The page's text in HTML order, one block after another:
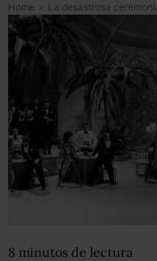
Home >
8 minutos de lectura